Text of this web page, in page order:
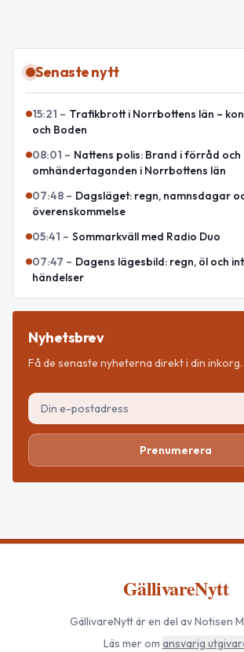
Senaste nytt
15:21 – Trafikbrott i Norrbottens län –
och Boden
08:01 – Nattens polis: Brand i förråd och
omhändertaganden i Norrbottens län
07:48 – Dagsläget: regn, namnsdagar
överenskommelse
05:41 – Sommarkväll med Radio Duo
07:47 – Dagens lägesbild: regn, öl och
händelser
Nyhetsbrev
Få de senaste nyheterna direkt i din inkorg.
Prenumerera
GällivareNytt
GällivareNyttär en del av Notisen
Läs mer om ansvarig